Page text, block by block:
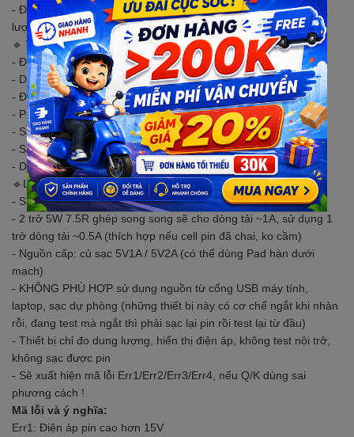
- Đo dung lượng bằng cách kiểm soát tải và nhận kết quả dung
lượng dòng xả tích hợp theo thời gian thực.
🔹 THÔNG SỐ KỸ THUẬT
- Điện áp cung cấp: DC4.5-6V (đầu nối micro USB)
- Dòng điện hoạt động: > 70mA
- Điện áp xả: 1.00V-15.00V độ phân giải 0.01V
- Phạm vi điện áp kết thúc: 0,5-11,0V
- Sai số đo điện áp tối đa: 1% + 0,02V
- Sai số đo dòng điện tối đa: 1,5% + - 0,008A
- Dải đo dung lượng pin tối đa: 9999Ah (1Ah = 1000mAh)
🔹Lưu ý :
- Sạc đầy pin để đo chính xác nhất
- 2 trở 5W 7.5R ghép song song sẽ cho dòng tải ~1A, sử dụng 1
trở dòng tải ~0.5A (thích hợp nếu cell pin đã chai, ko cầm)
- Nguồn cấp: củ sạc 5V1A / 5V2A (có thể dùng Pad hàn dưới
mạch)
- KHÔNG PHÙ HỢP sử dụng nguồn từ cổng USB máy tính,
laptop, sạc dự phòng (những thiết bị này có cơ chế ngắt khi nhàn
rỗi, đang test mà ngắt thì phải sạc lại pin rồi test lại từ đầu)
- Thiết bị chỉ đo dung lượng, hiển thị điện áp, không test nội trở,
không sạc được pin
- Sẽ xuất hiện mã lỗi Err1/Err2/Err3/Err4, nếu Q/K dùng sai
phương cách !
Mã lỗi và ý nghĩa:
Err1: Điện áp pin cao hơn 15V